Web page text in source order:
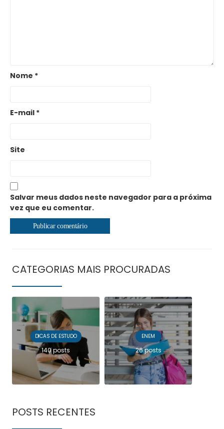
Nome *
E-mail *
Site
Salvar meus dados neste navegador para a próxima
vez que eu comentar.
CATEGORIAS MAIS PROCURADAS
DICAS DE ESTUDO
140 posts
ENEM
26 posts
POSTS RECENTES